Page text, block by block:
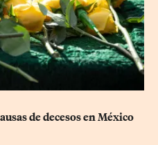
de decesos en México